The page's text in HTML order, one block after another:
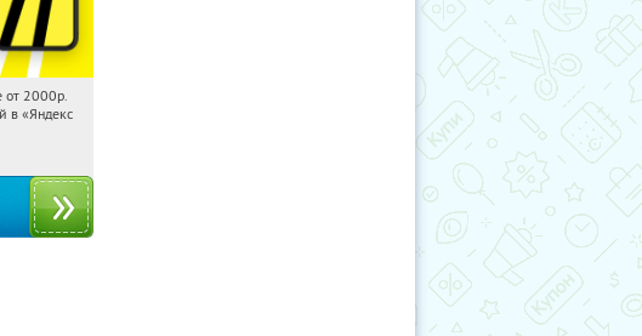
65
от 2000р.
в «Яндекс